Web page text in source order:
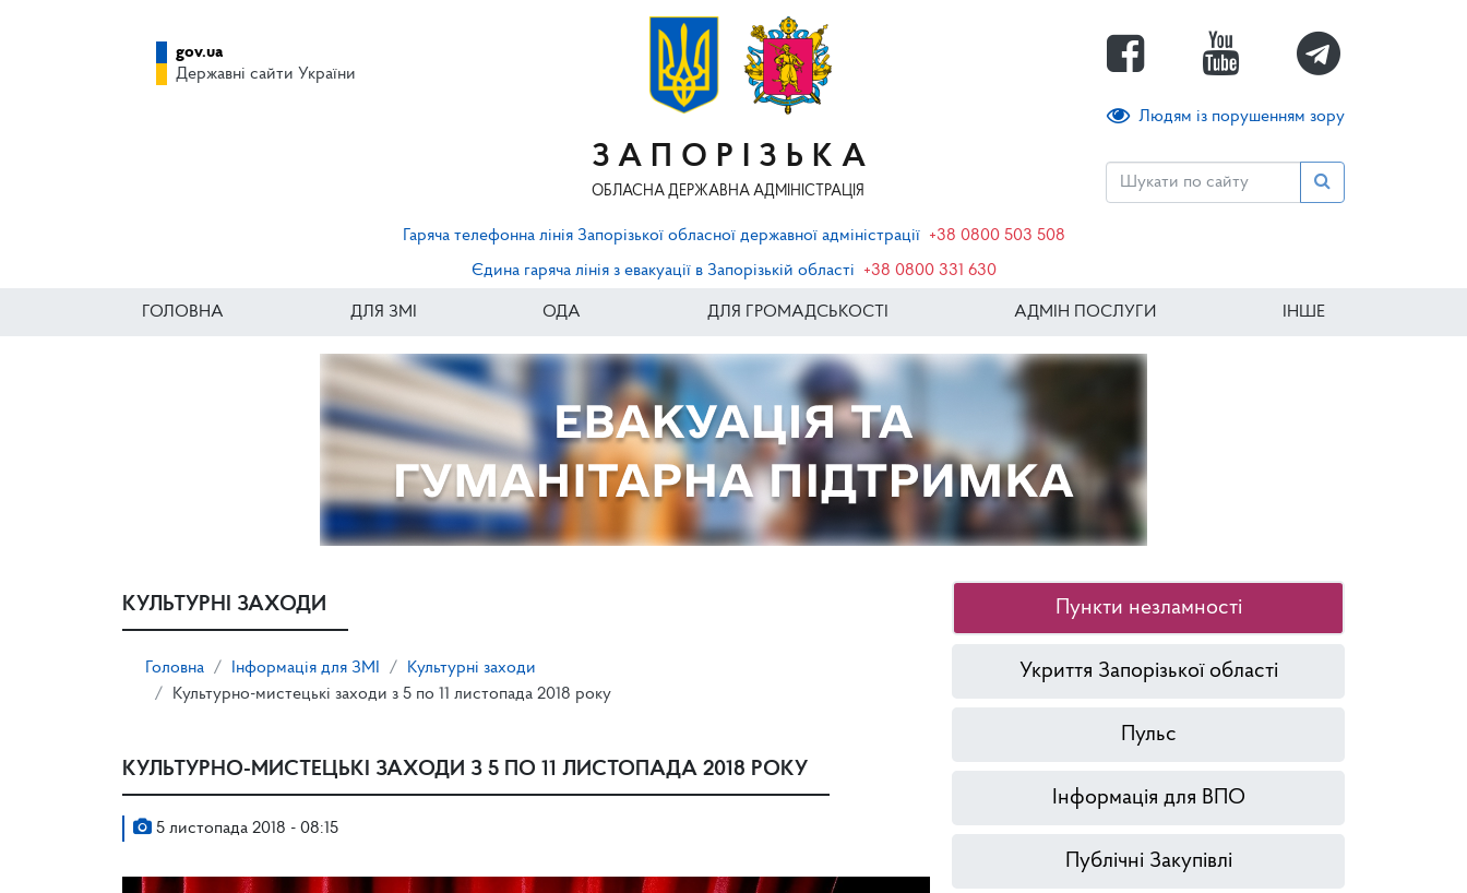
ЗАПОРІЗЬКА
ОБЛАСНА ДЕРЖАВНА АДМІНІСТРАЦІЯ
Людям із порушенням зору
gov.ua
Державні сайти України
Гаряча телефонна лінія Запорізької обласної державної адміністрації +38 0800 503 508
Єдина гаряча лінія з евакуації в Запорізькій області
+38 0800 331 630
ГОЛОВНА ДЛЯ ЗМІ ОДА ДЛЯ ГРОМАДСЬКОСТІ АДМІН ПОСЛУГИ ІНШЕ
КУЛЬТУРНІ ЗАХОДИ
Головна Інформація для ЗМІ
Культурні заходи
Культурно-мистецькі заходи з 5 по 11 листопада 2018 року
КУЛЬТУРНО-МИСТЕЦЬКІ ЗАХОДИ З 5 ПО 11 ЛИСТОПАДА 2018 РОКУ
5 листопада 2018 - 08:15
Пункти незламності
Укриття Запорізької області
Пульс
Інформація для ВПО
Публічні Закупівлі